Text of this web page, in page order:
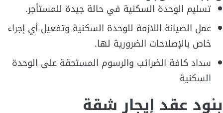
تسليم الوحدة السكنية في حالة جيدة للمستأجر.
عمل الصيانة اللازمة للوحدة السكنية وتفعيل أي إجراء
خاص بالإصلاحات الضرورية لها.
سداد كافة الضرائب والرسوم المستحقة على الوحدة
السكنية
بنود عقد إيجار شقة